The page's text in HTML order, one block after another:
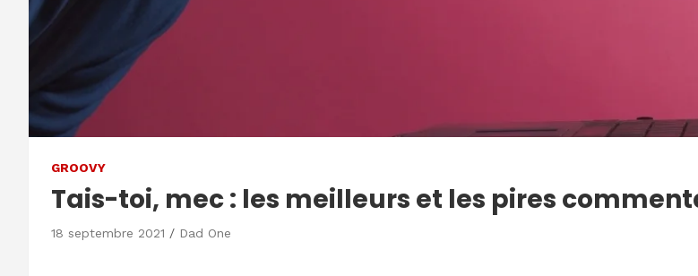
GROOVY
Tais-toi, mec : les meilleurs et les pires
18 septembre 2021 Dad One